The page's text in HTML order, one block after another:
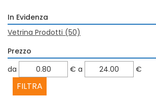
In Evidenza
Vetrina Prodotti (50)
Prezzo
filtra
da
da € filtra
a €